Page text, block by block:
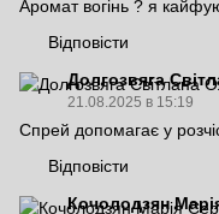
Аромат вогінь ? я
Відповісти
Долгозвяга
21.08.2025 в 15:19
Спрей допомагає у
Відповісти
Кочолодзян